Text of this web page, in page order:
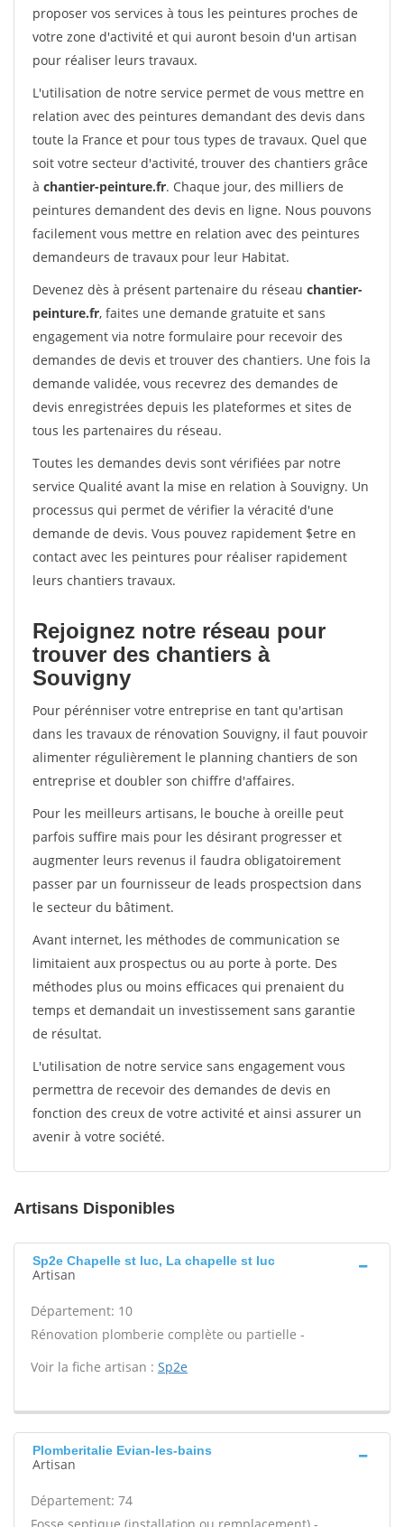
proposer vos services à tous les peintures proches de
votre zone d'activité et qui auront besoin d'un artisan
pour réaliser leurs travaux.
L'utilisation de notre service permet de vous mettre en
relation avec des peintures demandant des devis dans
toute la France et pour tous types de travaux. Quel que
soit votre secteur d'activité, trouver des chantiers grâce
à chantier-peinture.fr. Chaque jour, des milliers de
peintures demandent des devis en ligne. Nous pouvons
facilement vous mettre en relation avec des peintures
demandeurs de travaux pour leur Habitat.
Devenez dès à présent partenaire du réseau chantier-
peinture.fr, faites une demande gratuite et sans
engagement via notre formulaire pour recevoir des
demandes de devis et trouver des chantiers. Une fois la
demande validée, vous recevrez des demandes de
devis enregistrées depuis les plateformes et sites de
tous les partenaires du réseau.
Toutes les demandes devis sont vérifiées par notre
service Qualité avant la mise en relation à Souvigny. Un
processus qui permet de vérifier la véracité d'une
demande de devis. Vous pouvez rapidement $etre en
contact avec les peintures pour réaliser rapidement
leurs chantiers travaux.
Rejoignez notre réseau pour
trouver des chantiers à
Souvigny
Pour pérénniser votre entreprise en tant qu'artisan
dans les travaux de rénovation Souvigny, il faut pouvoir
alimenter régulièrement le planning chantiers de son
entreprise et doubler son chiffre d'affaires.
Pour les meilleurs artisans, le bouche à oreille peut
parfois suffire mais pour les désirant progresser et
augmenter leurs revenus il faudra obligatoirement
passer par un fournisseur de leads prospectsion dans
le secteur du bâtiment.
Avant internet, les méthodes de communication se
limitaient aux prospectus ou au porte à porte. Des
méthodes plus ou moins efficaces qui prenaient du
temps et demandait un investissement sans garantie
de résultat.
L'utilisation de notre service sans engagement vous
permettra de recevoir des demandes de devis en
fonction des creux de votre activité et ainsi assurer un
avenir à votre société.
Artisans Disponibles
Sp2e Chapelle st luc, La chapelle st luc
Artisan
Département: 10
Rénovation plomberie complète ou partielle -
Voir la fiche artisan : Sp2e
Plomberitalie Evian-les-bains
Artisan
Département: 74